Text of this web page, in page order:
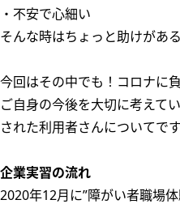
・不安で心細い
そんな時はちょっと助けがあ
今回はその中でも！コロナに
ご自身の今後を大切に考えて
された利用者さんについてです
企業実習の流れ
2020年12月に”障がい者職場